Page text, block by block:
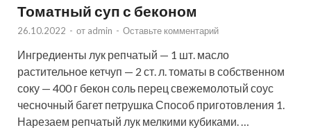
Томатный суп с беконом
26.10.2022 - от admin - Оставьте комментарий
Ингредиенты лук репчатый — 1 шт. масло
растительное кетчуп — 2 ст. л. томаты в собственном
соку — 400 г бекон соль перец свежемолотый соус
чесночный багет петрушка Способ приготовления 1.
Нарезаем репчатый лук мелкими кубиками. …